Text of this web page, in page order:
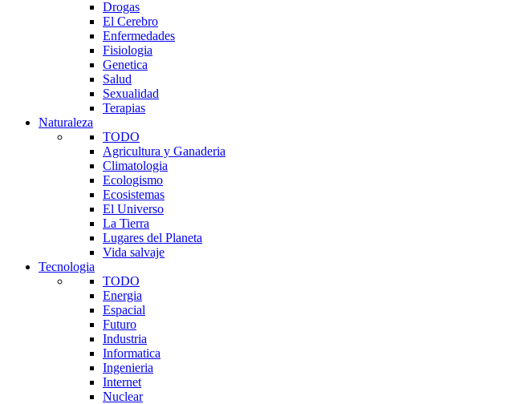
Drogas
El Cerebro
Enfermedades
Fisiologia
Genetica
Salud
Sexualidad
Terapias
Naturaleza
TODO
Agricultura y Ganaderia
Climatologia
Ecologismo
Ecosistemas
El Universo
La Tierra
Lugares del Planeta
Vida salvaje
Tecnologia
TODO
Energia
Espacial
Futuro
Industria
Informatica
Ingenieria
Internet
Nuclear